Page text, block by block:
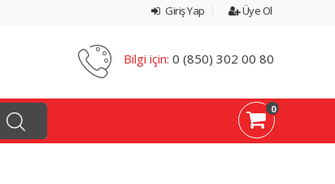
Giriş Yap Üye Ol
Bilgi için: 0 (850) 302 00 80
0